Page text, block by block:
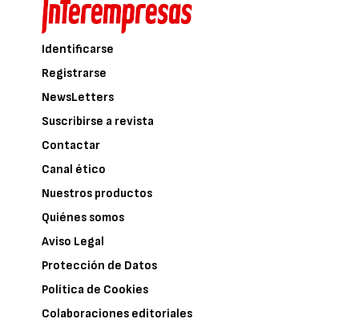
Identificarse
Registrarse
NewsLetters
Suscribirse a revista
Contactar
Canal ético
Nuestros productos
Quiénes somos
Aviso Legal
Protección de Datos
Política de Cookies
Colaboraciones editoriales